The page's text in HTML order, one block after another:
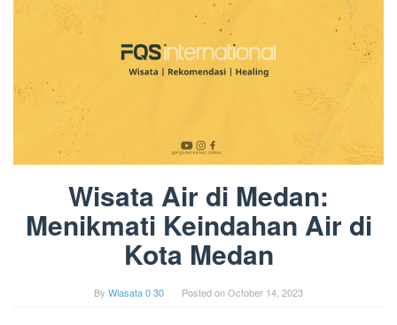
Wisata Air di Medan:
Menikmati Keindahan Air di
Kota Medan
By Wiasata 0 30 Posted onOctober 14, 2023